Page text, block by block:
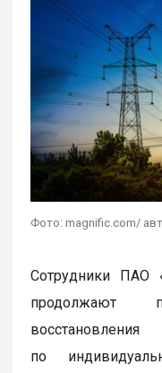
Фото: magnific.com/
Сотрудники ПАО
продолжают
по